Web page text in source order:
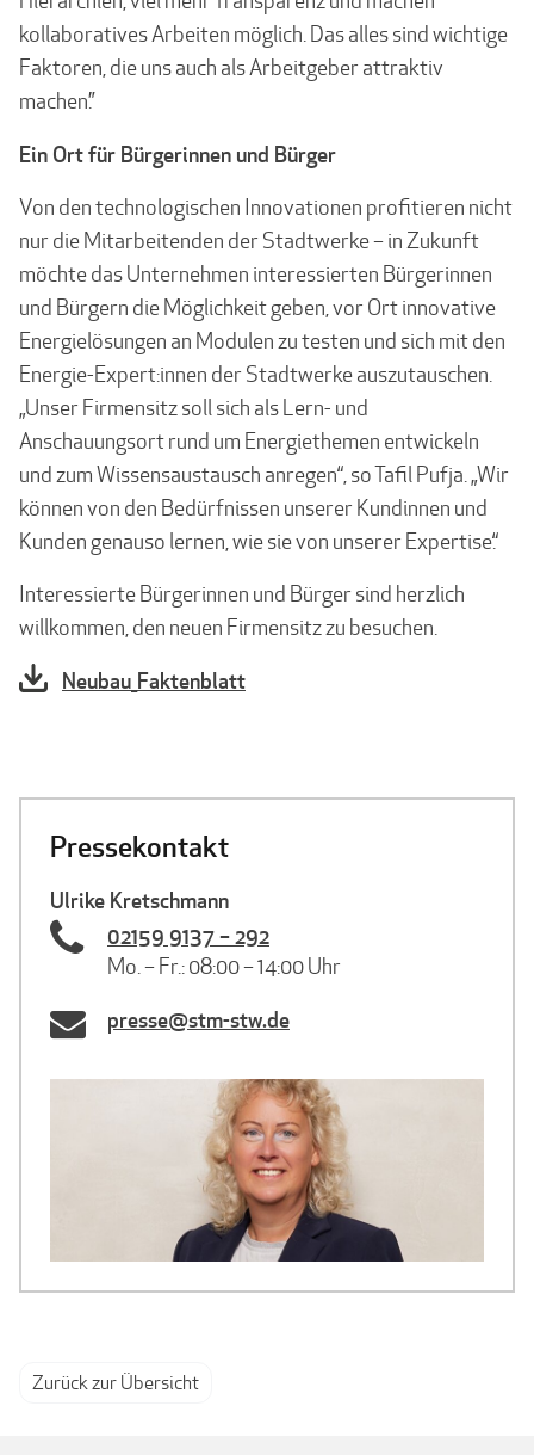
kollaboratives Arbeiten möglich. Das alles sind wichtige
Faktoren, die uns auch als Arbeitgeber attraktiv
machen.”
Ein Ort für Bürgerinnen und Bürger
Von den technologischen Innovationen profitieren nicht
nur die Mitarbeitenden der Stadtwerke – in Zukunft
möchte das Unternehmen interessierten Bürgerinnen
und Bürgern die Möglichkeit geben, vor Ort innovative
Energielösungen an Modulen zu testen und sich mit den
Energie-Expert:innen der Stadtwerke auszutauschen.
„Unser Firmensitz soll sich als Lern- und
Anschauungsort rund um Energiethemen entwickeln
und zum Wissensaustausch anregen“, so Tafil Pufja. „Wir
können von den Bedürfnissen unserer Kundinnen und
Kunden genauso lernen, wie sie von unserer Expertise.“
Interessierte Bürgerinnen und Bürger sind herzlich
willkommen, den neuen Firmensitz zu besuchen.
Neubau_Faktenblatt
Pressekontakt
Ulrike Kretschmann
02159 9137 – 292
Mo. – Fr.: 08:00 – 14:00 Uhr
presse@stm-stw.de
Zurück zur Übersicht